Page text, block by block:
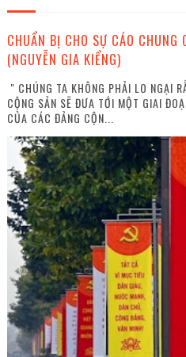
CHUẨN BỊ CHO SỰ CÁO CHUNG
(NGUYỄN GIA KIỂNG)
" CHÚNG TA KHÔNG PHẢI LO NGẠI
CỘNG SẢN SẼ ĐƯA TỚI MỘT GIAI
CỦA CÁC ĐẢNG CỘN...